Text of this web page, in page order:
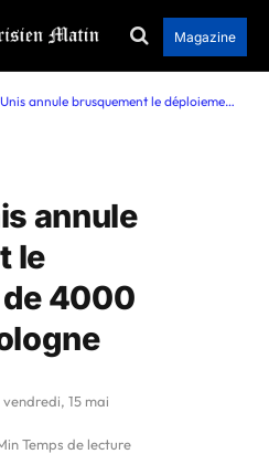
Magazine
brusquement le déploiement de 4000 troupes en Pologne
annule
le
4000
vendredi, 15 mai
Temps de lecture